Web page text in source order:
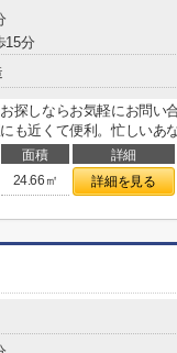
15分
探しならお気軽にお問い
も近くて便利。忙しいあ
面積 詳細
24.66㎡ 詳細を見る